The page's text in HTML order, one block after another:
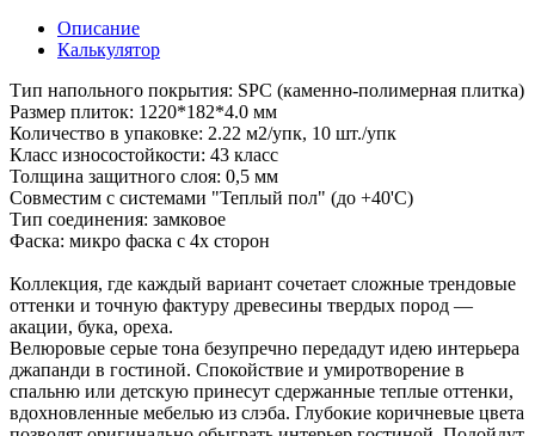
Описание
Калькулятор
Тип напольного покрытия: SPC (каменно-полимерная плитка)
Размер плиток: 1220*182*4.0 мм
Количество в упаковке: 2.22 м2/упк, 10 шт./упк
Класс износостойкости: 43 класс
Толщина защитного слоя: 0,5 мм
Совместим с системами "Теплый пол" (до +40'С)
Тип соединения: замковое
Фаска: микро фаска с 4х сторон
Коллекция, где каждый вариант сочетает сложные трендовые
оттенки и точную фактуру древесины твердых пород —
акации, бука, ореха.
Велюровые серые тона безупречно передадут идею интерьера
джапанди в гостиной. Спокойствие и умиротворение в
спальню или детскую принесут сдержанные теплые оттенки,
вдохновленные мебелью из слэба. Глубокие коричневые цвета